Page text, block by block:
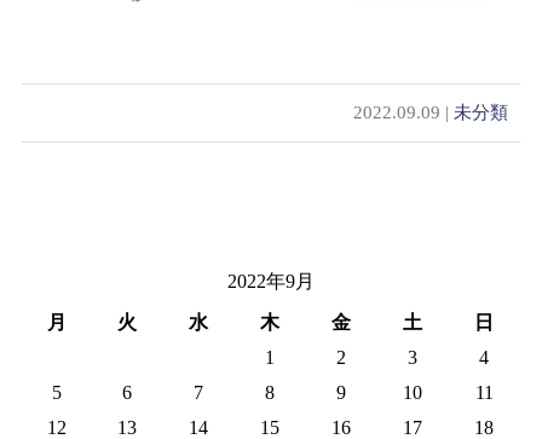
2022.09.09 |未分類
2022年9月
月
火 水 木 金 土
日
1
2 3
4
5
6 7 8 9 10
11
12
13 14 15 16 17
18